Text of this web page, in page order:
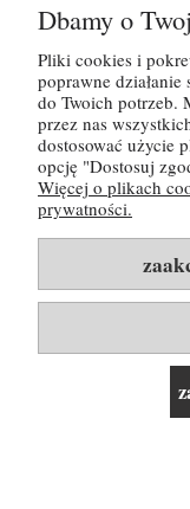
Rozwiń
Dbamy o
Pliki cookies i
poprawne
do Twoich potrzeb.
przez nas
dostosować użycie
opcję "Dostosuj
Więcej o plikach
prywatności.
Wyrażam
zgodnie z
Tutaj